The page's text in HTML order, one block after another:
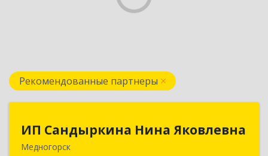
Рекомендованные партнеры
ИП Сандыркина Нина Яковлевна
Медногорск462270, Оренбургская обл, Медногорск г,